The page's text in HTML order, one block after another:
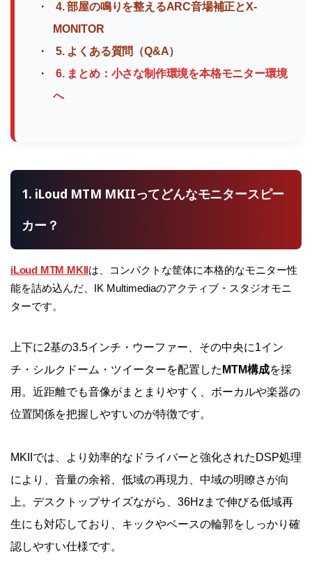
4. 部屋の鳴りを整えるARC音場補正とX-
MONITOR
5. よくある質問（Q&A）
6. まとめ：小さな制作環境を本格モニター環境
へ
1. iLoud MTM MKIIってどんなモニタースピー
カー？
iLoud MTM MKII は、コンパクトな筐体に本格的なモニター性
能を詰め込んだ、IK Multimediaのアクティブ・スタジオモニ
ターです。
上下に2基の3.5インチ・ウーファー、その中央に1イン
チ・シルクドーム・ツイーターを配置した MTM構成を採
用。近距離でも音像がまとまりやすく、ボーカルや楽器の
位置関係を把握しやすいのが特徴です。
MKIIでは、より効率的なドライバーと強化されたDSP処理
により、音量の余裕、低域の再現力、中域の明瞭さが向
上。デスクトップサイズながら、36Hzまで伸びる低域再
生にも対応しており、キックやベースの輪郭をしっかり確
認しやすい仕様です。